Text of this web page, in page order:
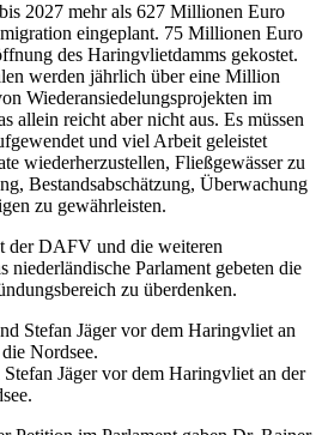
2027 mehr als 627 Millionen Euro
eingeplant. 75 Millionen Euro
des Haringvlietdamms gekostet.
werden jährlich über eine Million
Wiederansiedelungsprojekten im
allein reicht aber nicht aus. Es müssen
und viel Arbeit geleistet
wiederherzustellen, Fließgewässer zu
Bestandsabschätzung, Überwachung
zu gewährleisten.
der DAFV und die weiteren
niederländische Parlament gebeten die
zu überdenken.
Jäger vor dem Haringvliet an der